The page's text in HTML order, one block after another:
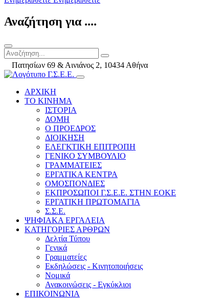
Αναζήτηση για ....
Πατησίων 69 & Αινιάνος 2, 10434 Αθήνα
ΑΡΧΙΚΗ
ΤΟ ΚΙΝΗΜΑ
ΙΣΤΟΡΙΑ
ΔΟΜΗ
Ο ΠΡΟΕΔΡΟΣ
ΔΙΟΙΚΗΣΗ
ΕΛΕΓΚΤΙΚΗ ΕΠΙΤΡΟΠΗ
ΓΕΝΙΚΟ ΣΥΜΒΟΥΛΙΟ
ΓΡΑΜΜΑΤΕΙΕΣ
ΕΡΓΑΤΙΚΑ ΚΕΝΤΡΑ
ΟΜΟΣΠΟΝΔΙΕΣ
ΕΚΠΡΟΣΩΠΟΙ Γ.Σ.Ε.Ε. ΣΤΗΝ ΕΟΚΕ
ΕΡΓΑΤΙΚΗ ΠΡΩΤΟΜΑΓΙΑ
Σ.Σ.Ε.
ΨΗΦΙΑΚΑ ΕΡΓΑΛΕΙΑ
ΚΑΤΗΓΟΡΙΕΣ ΑΡΘΡΩΝ
Δελτία Τύπου
Γενικά
Γραμματείες
Εκδηλώσεις - Κινητοποιήσεις
Νομικά
Ανακοινώσεις - Εγκύκλιοι
ΕΠΙΚΟΙΝΩΝΙΑ